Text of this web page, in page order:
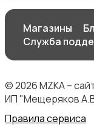
Магазины
Служба
© 2026 MZKA –
ИП "Мещеряков
Правила сервиса